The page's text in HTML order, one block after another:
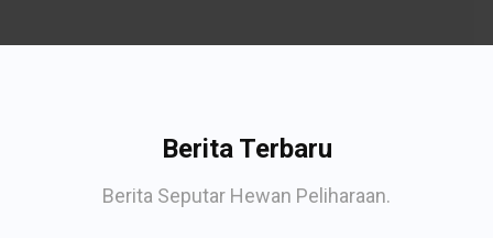
Berita Terbaru
Berita Seputar Hewan Peliharaan.